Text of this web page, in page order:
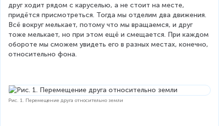
друг ходит рядом с каруселью, а не стоит на месте,
придётся присмотреться. Тогда мы отделим два движения.
Всё вокруг мелькает, потому что мы вращаемся, и друг
тоже мелькает, но при этом ещё и смещается. При каждом
обороте мы сможем увидеть его в разных местах, конечно,
относительно фона.
Рис. 1. Перемещение друга относительно земли